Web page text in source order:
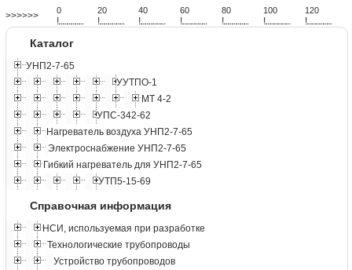
>>>>>> 0
!...................
20
!...................
40
!...................
60
!...................
80
!...................
100
!...................
120
!...................
Каталог
УНП2-7-65
УУТПО-1
МТ 4-2
УПС-342-62
Нагреватель воздуха УНП2-7-65
Электроснабжение УНП2-7-65
Гибкий нагреватель для УНП2-7-65
УТП5-15-69
Справочная информация
НСИ, используемая при разработке
Технологические трубопроводы
Устройство трубопроводов